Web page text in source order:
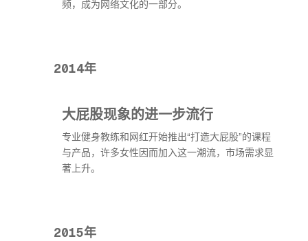
频，成为网络文化的一部分。
2014年
大屁股现象的进一步流行
专业健身教练和网红开始推出“打造大屁股”的课程
与产品，许多女性因而加入这一潮流，市场需求显
著上升。
2015年